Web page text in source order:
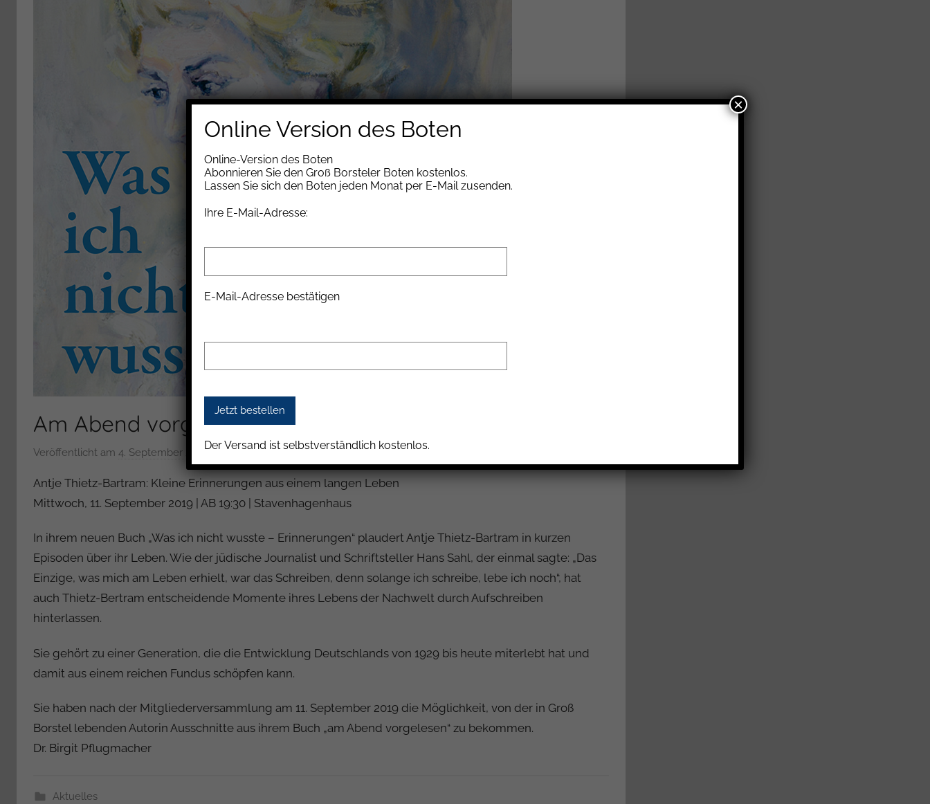
Am Abend vorgelesen
Veröffentlicht am 4. September 2019v
o
n
T
b
e
a
B
n
a
c
Antje Thietz-Bartram: Kleine Erinnerungen aus einem langen Leben
Mittwoch, 11. September 2019 | AB 19:30 | Stavenhagenhaus
In ihrem neuen Buch „Was ich nicht wusste – Erinnerungen“ plaudert Antje Thietz-Bartram in kurzen
Episoden über ihr Leben. Wie der jüdische Journalist und Schriftsteller Hans Sahl, der einmal sagte: „Das
Einzige, was mich am Leben erhielt, war das Schreiben, denn solange ich schreibe, lebe ich noch“, hat
auch Thietz-Bertram entscheidende Momente ihres Lebens der Nachwelt durch Aufschreiben
hinterlassen.
Sie gehört zu einer Generation, die die Entwicklung Deutschlands von 1929 bis heute miterlebt hat und
damit aus einem reichen Fundus schöpfen kann.
Sie haben nach der Mitgliederversammlung am 11. September 2019 die Möglichkeit, von der in Groß
Borstel lebenden Autorin Ausschnitte aus ihrem Buch „am Abend vorgelesen“ zu bekommen.
Dr. Birgit Pflugmacher
Aktuelles
Online Version des Boten
Online-Version des Boten
Abonnieren Sie den Groß Borsteler Boten kostenlos.
Lassen Sie sich den Boten jeden Monat per E-Mail zusenden.
Ihre E-Mail-Adresse:
E-Mail-Adresse bestätigen
Der Versand ist selbstverständlich kostenlos.
×